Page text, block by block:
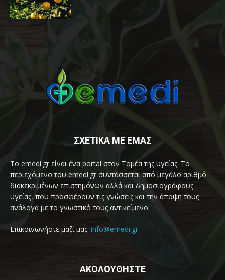
ΣΧΕΤΙΚΑ ΜΕ ΕΜΑΣ
Το emedi.gr είναι ένα portal στον Τομέα της υγείας. Το
περιεχόμενο του emedi.gr συντάσσεται από μεγάλο αριθμό
διακεκριμένων επιστημόνων αλλά και δημοσιογράφους
υγείας, που προσφέρουν τις γνώσεις και την άποψή τους
ανάλογα με το γνωστικό τους αντικείμενο.
Επικοινωνήστε μαζί μας: info@emedi.gr
ΑΚΟΛΟΥΘΗΣΤΕ